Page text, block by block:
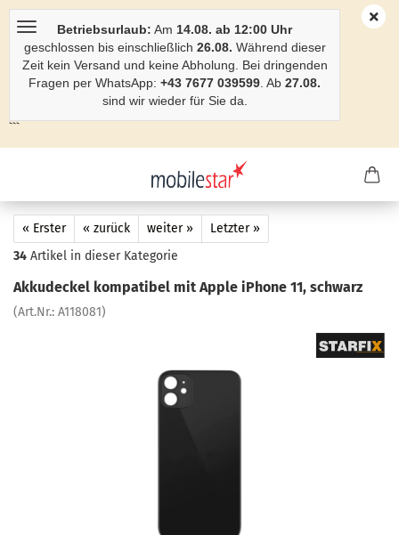
Betriebsurlaub: Am 14.08. ab 12:00 Uhr
geschlossen bis einschließlich 26.08. Während dieser
Zeit kein Versand und keine Abholung. Bei dringenden
Fragen per WhatsApp: +43 7677 039599 . Ab 27.08.
sind wir wieder für Sie da.
```
« Erster « zurück weiter »
Letzter »
34 Artikel in dieser Kategorie
Ak­ku­de­ckel kom­pa­ti­bel mit Apple iPho­ne 11, schwarz
(Art.Nr.: A118081)